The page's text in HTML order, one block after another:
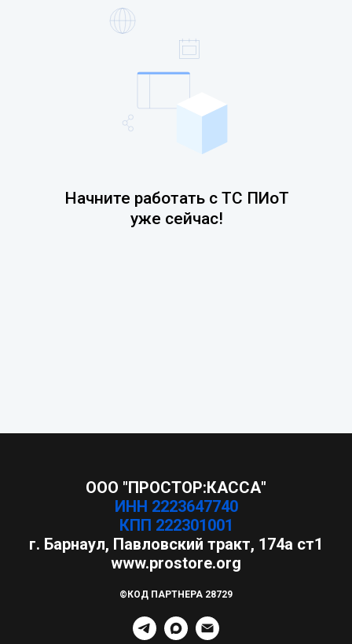
Начните работать с ТС ПИоТ
уже сейчас!
ООО "ПРОСТОР:КАССА"
ИНН 2223647740
КПП 222301001
г. Барнаул, ​Павловский тракт, 174а ст1
www.prostore.org
©КОД ПАРТНЕРА 28729